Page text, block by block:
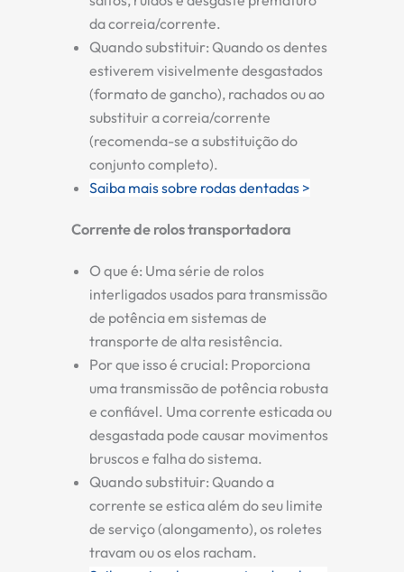
da correia/corrente.
Quando substituir: Quando os dentes
estiverem visivelmente desgastados
(formato de gancho), rachados ou ao
substituir a correia/corrente
(recomenda-se a substituição do
conjunto completo).
Saiba mais sobre rodas dentadas >
Corrente de rolos transportadora
O que é: Uma série de rolos
interligados usados para transmissão
de potência em sistemas de
transporte de alta resistência.
Por que isso é crucial: Proporciona
uma transmissão de potência robusta
e confiável. Uma corrente esticada ou
desgastada pode causar movimentos
bruscos e falha do sistema.
Quando substituir: Quando a
corrente se estica além do seu limite
de serviço (alongamento), os roletes
travam ou os elos racham.